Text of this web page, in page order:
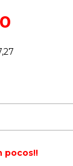
pocos!!